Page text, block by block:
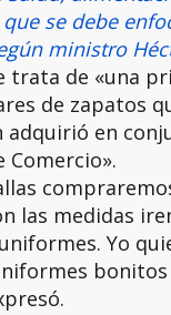
se debe
ministro
trata de «una
de zapatos
adquirió en
las medidas
Yo
bonitos